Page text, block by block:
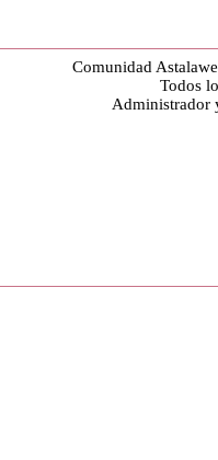
Comunidad
Todos
Administrador